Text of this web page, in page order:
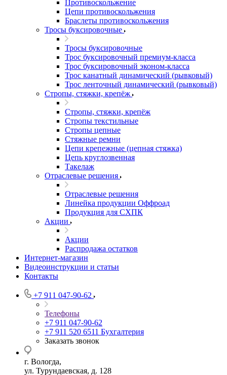
Противоскольжение
Цепи противоскольжения
Браслеты противоскольжения
Тросы буксировочные
Тросы буксировочные
Трос буксировочный премиум-класса
Трос буксировочный эконом-класса
Трос канатный динамический (рывковый)
Трос ленточный динамический (рывковый)
Стропы, стяжки, крепёж
Стропы, стяжки, крепёж
Стропы текстильные
Стропы цепные
Стяжные ремни
Цепи крепежные (цепная стяжка)
Цепь круглозвенная
Такелаж
Отраслевые решения
Отраслевые решения
Линейка продукции Оффроад
Продукция для СХПК
Акции
Акции
Распродажа остатков
Интернет-магазин
Видеоинструкции и статьи
Контакты
+7 911 047-90-62
Телефоны
+7 911 047-90-62
+7 911 520 6511 Бухгалтерия
Заказать звонок
г. Вологда,
ул. Турундаевская, д. 128